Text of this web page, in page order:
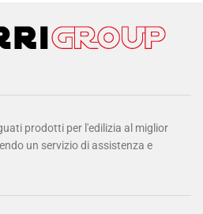
prodotti per l'edilizia al miglior
un servizio di assistenza e